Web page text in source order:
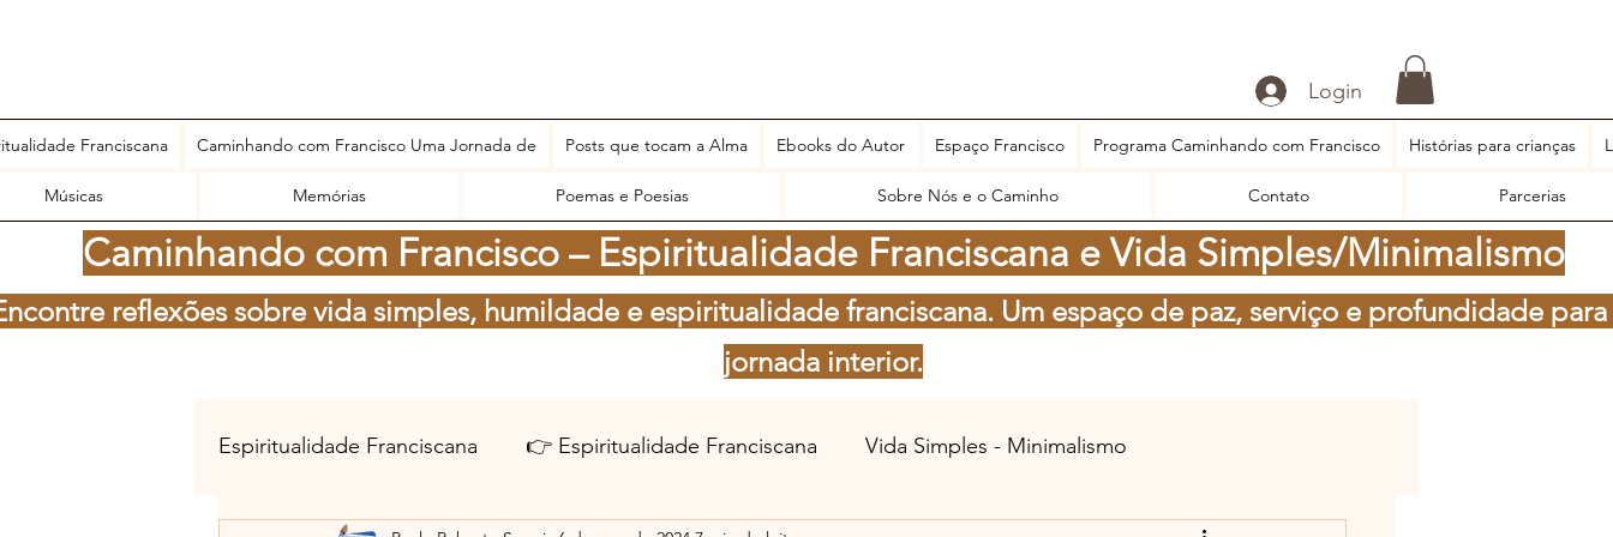
Login
Franciscana Caminhando com Francisco Uma Jornada de Posts que tocam a Alma Ebooks do Autor Espaço Francisco Programa Caminhando com Francisco Histórias para crianças
Músicas Memórias Poemas e Poesias Sobre Nós e o Caminho Contato Parcerias
Caminhando com Francisco – Espiritualidade Franciscana e Vida Simples/Minimalismo
reflexões sobre vida simples, humildade e espiritualidade franciscana. Um espaço de paz, serviço e profundidade para
jornada interior.
Espiritualidade Franciscana 👉 Espiritualidade Franciscana Vida Simples - Minimalismo